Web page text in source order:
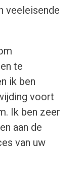
veeleisende
te
ik ben
voort
Ik ben zeer
aan de
van uw